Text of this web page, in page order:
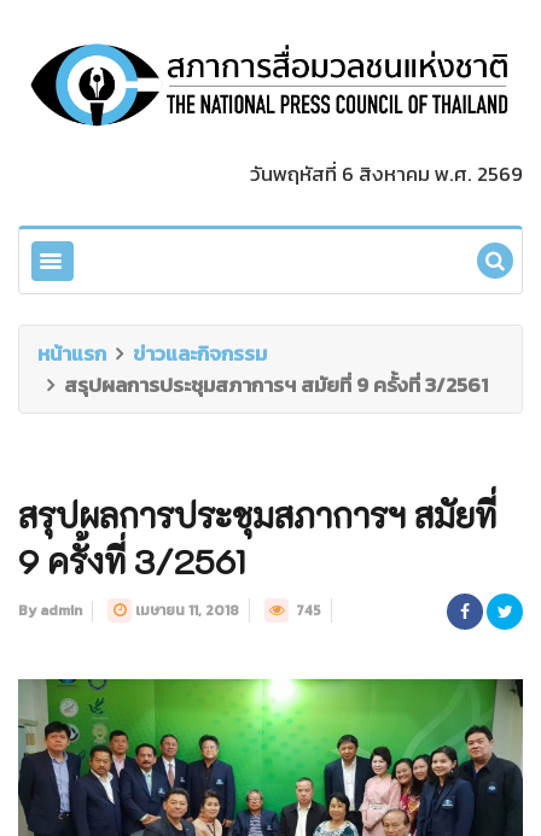
วันพฤหัสที่ 6 สิงหาคม พ.ศ. 2569
หน้าแรก
ข่าวและกิจกรรม
สรุปผลการประชุมสภาการฯ สมัยที่ 9 ครั้งที่ 3/2561
สรุปผลการประชุมสภาการฯ สมัยที่
9 ครั้งที่ 3/2561
By admin เมษายน 11, 2018 745